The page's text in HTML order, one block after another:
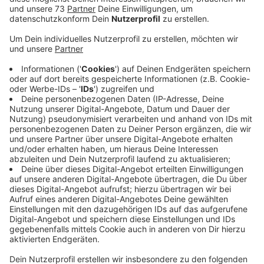
Anzeige
Baumaßnahme kostet rund 14,8 Millionen
Euro
Anzeige
So sollen unter anderem Freiheit und Klostergarten
umgestaltet und das Jugendhaus aufgewertet
werden. Uferbereiche der Bocholter Aa sollen
zugänglich werden und am Heimathaus ist eine
öffentliche Toilettenanlage geplant. Auch für die
Cordulagrundschule gibt es Pläne: Sie soll erweitert
werden und der Schulhof umgestaltet. Die
Baumaßnahmen kosten rund 14,8 Millionen Euro und
sollen 2031 beendet sein, meldet die Stadt
Borken. Sie erwartet nach eigenen Angaben hohe